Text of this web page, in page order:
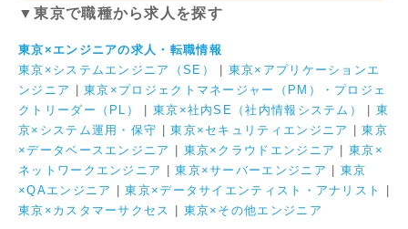
▼東京で職種から求人を探す
東京×エンジニアの求人・転職情報
東京×システムエンジニア（SE）
東京×アプリケーションエ
ンジニア
|東京×プロジェクトマネージャー（PM）・プロジェ
クトリーダー（PL）
東京×社内SE（社内情報システム）
東
京×システム運用・保守 |東京×セキュリティエンジニア |東京
×データベースエンジニア
東京×クラウドエンジニア |東京×
ネットワークエンジニア
|東京×サーバーエンジニア
東京
×QAエンジニア
|東京×データサイエンティスト・アナリスト
東京×カスタマーサクセス
東京×その他エンジニア